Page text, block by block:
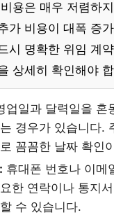
용은 매우 저렴하
가 비용이 대폭 증
시 명확한 위임 계
상세히 확인해야
업일과 달력일을 혼
경우가 있습니다.
꼼꼼한 날짜 확인
휴대폰 번호나 이메
한 연락이나 통지
수 있습니다.